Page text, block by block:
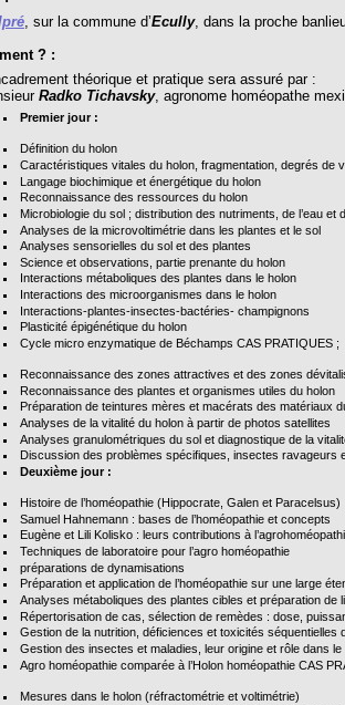
, sur la commune d’Ecully, dans la proche
? :
théorique et pratique sera assuré par :
Radko Tichavsky, agronome homéopathe
Premier jour :
Définition du holon
Caractéristiques vitales du holon, fragmentation, degrés de
Langage biochimique et énergétique du holon
Reconnaissance des ressources du holon
Microbiologie du sol ; distribution des nutriments, de l’eau et
Analyses de la microvoltimétrie dans les plantes et le sol
Analyses sensorielles du sol et des plantes
Science et observations, partie prenante du holon
Interactions métaboliques des plantes dans le holon
Interactions des microorganismes dans le holon
Interactions-plantes-insectes-bactéries- champignons
Plasticité épigénétique du holon
Cycle micro enzymatique de Béchamps CAS PRATIQUES ;
Reconnaissance des zones attractives et des zones
Reconnaissance des plantes et organismes utiles du holon
Préparation de teintures mères et macérats des matériaux
Analyses de la vitalité du holon à partir de photos satellites
Analyses granulométriques du sol et diagnostique de la
Discussion des problèmes spécifiques, insectes ravageurs
Deuxième jour :
Histoire de l’homéopathie (Hippocrate, Galen et Paracelsus)
Samuel Hahnemann : bases de l’homéopathie et concepts
Eugène et Lili Kolisko : leurs contributions à
Techniques de laboratoire pour l’agro homéopathie
préparations de dynamisations
Préparation et application de l’homéopathie sur une large
Analyses métaboliques des plantes cibles et préparation de
Répertorisation de cas, sélection de remèdes : dose,
Gestion de la nutrition, déficiences et toxicités séquentielles
Gestion des insectes et maladies, leur origine et rôle dans le
Agro homéopathie comparée à l’Holon homéopathie CAS
Mesures dans le holon (réfractométrie et voltimétrie)